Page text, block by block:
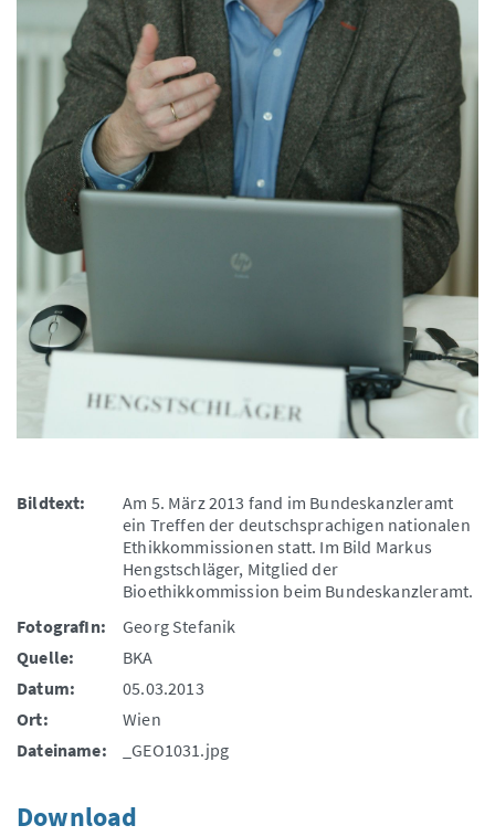
Bildtext:
Am 5. März 2013 fand im Bundeskanzleramt
ein Treffen der deutschsprachigen nationalen
Ethikkommissionen statt. Im Bild Markus
Hengstschläger, Mitglied der
Bioethikkommission beim Bundeskanzleramt.
FotografIn:
Georg Stefanik
Quelle:
BKA
Datum:
05.03.2013
Ort:
Wien
Dateiname:
_GEO1031.jpg
Download